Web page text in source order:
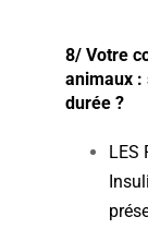
8/ Votre
animaux
durée ?
LES